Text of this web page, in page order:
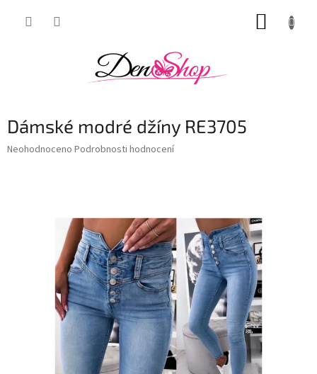
Dámské modré džíny RE3705
Průměrné
Neohodnoceno Podrobnosti hodnocení